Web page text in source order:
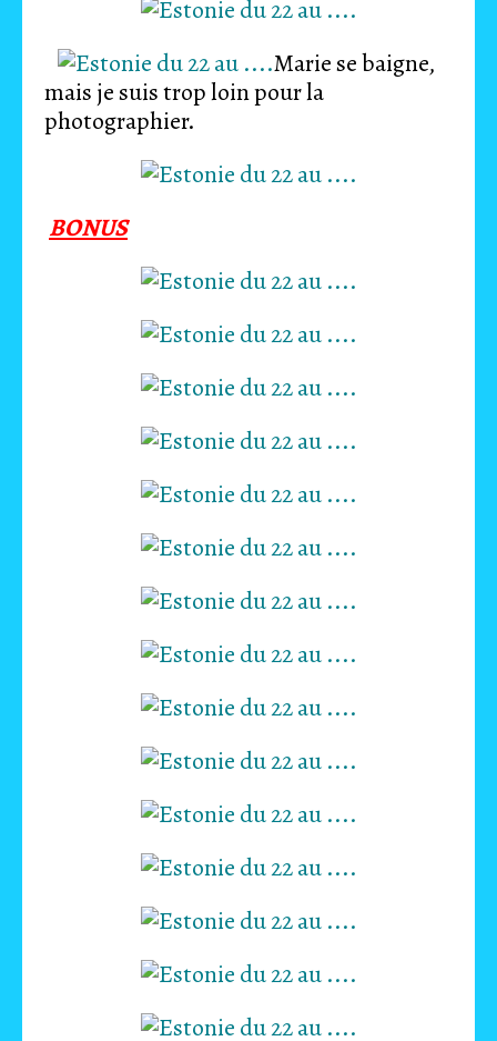
Marie se baigne,
mais je suis trop loin pour la
photographier.
BONUS